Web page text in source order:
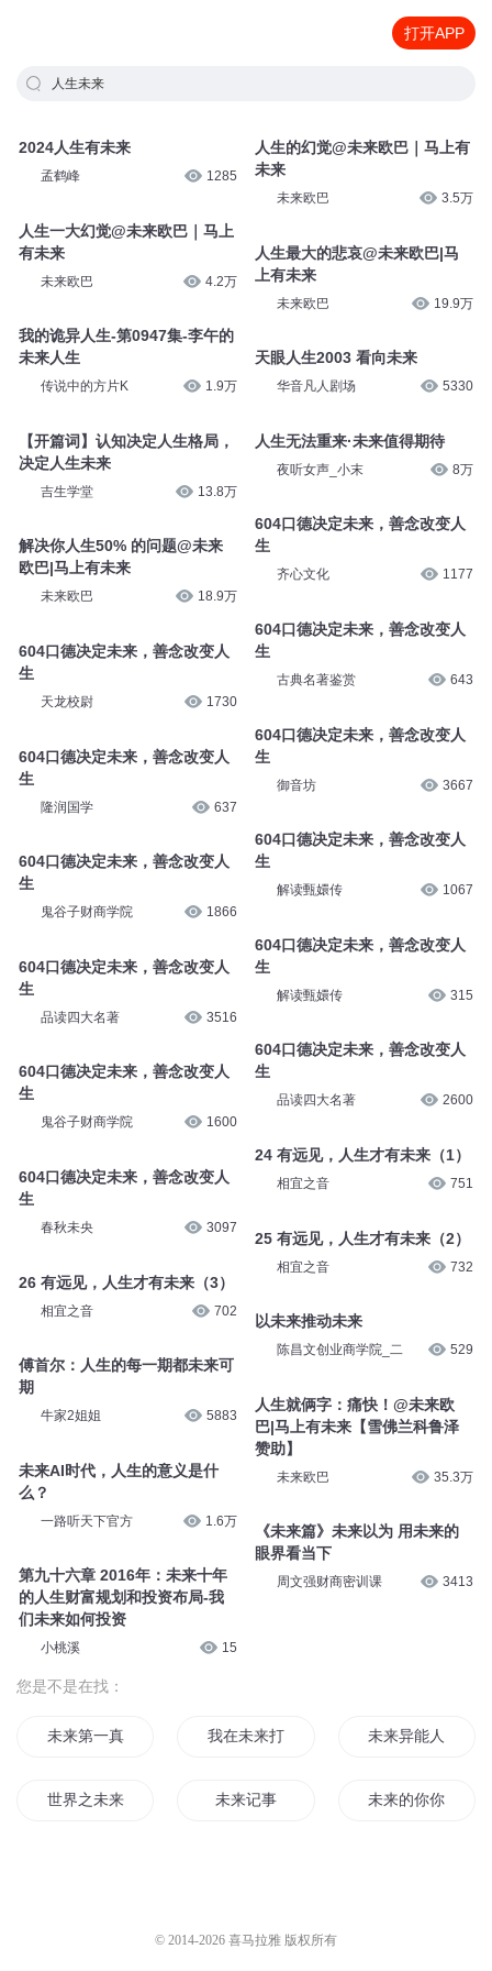
打开APP
人生未来
2024人生有未来
孟鹤峰 1285
人生一大幻觉@未来欧巴｜马上
有未来
未来欧巴 4.2万
我的诡异人生-第0947集-李午的
未来人生
传说中的方片K 1.9万
【开篇词】认知决定人生格局，
决定人生未来
吉生学堂 13.8万
解决你人生50% 的问题@未来
欧巴|马上有未来
未来欧巴 18.9万
604口德决定未来，善念改变人
生
天龙校尉 1730
604口德决定未来，善念改变人
生
隆润国学 637
604口德决定未来，善念改变人
生
鬼谷子财商学院 1866
604口德决定未来，善念改变人
生
品读四大名著 3516
604口德决定未来，善念改变人
生
鬼谷子财商学院 1600
604口德决定未来，善念改变人
生
春秋未央 3097
26 有远见，人生才有未来（3）
相宜之音 702
傅首尔：人生的每一期都未来可
期
牛家2姐姐 5883
未来AI时代，人生的意义是什
么？
一路听天下官方 1.6万
第九十六章 2016年：未来十年
的人生财富规划和投资布局-我
们未来如何投资
小桃溪 15
人生的幻觉@未来欧巴｜马上有
未来
未来欧巴 3.5万
人生最大的悲哀@未来欧巴|马
上有未来
未来欧巴 19.9万
天眼人生2003 看向未来
华音凡人剧场 5330
人生无法重来·未来值得期待
夜听女声_小末 8万
604口德决定未来，善念改变人
生
齐心文化 1177
604口德决定未来，善念改变人
生
古典名著鉴赏 643
604口德决定未来，善念改变人
生
御音坊 3667
604口德决定未来，善念改变人
生
解读甄嬛传 1067
604口德决定未来，善念改变人
生
解读甄嬛传 315
604口德决定未来，善念改变人
生
品读四大名著 2600
24 有远见，人生才有未来（1）
相宜之音 751
25 有远见，人生才有未来（2）
相宜之音 732
以未来推动未来
陈昌文创业商学院_二 529
人生就俩字：痛快！@未来欧
巴|马上有未来【雪佛兰科鲁泽
赞助】
未来欧巴 35.3万
《未来篇》未来以为 用未来的
眼界看当下
周文强财商密训课 3413
您是不是在找：
未来第一真仙 我在未来打王者 未来异能人生
世界之未来未来 未来记事 未来的你你还未来
© 2014-2026 喜马拉雅 版权所有